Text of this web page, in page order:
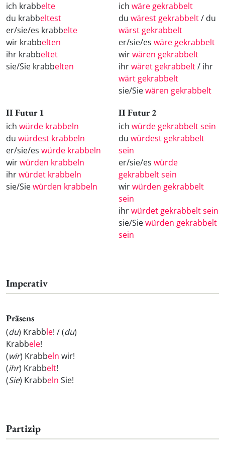
ich krabbelte
du krabbeltest
er/sie/es krabbelte
wir krabbelten
ihr krabbeltet
sie/Sie krabbelten
ich wäre gekrabbelt
du wärest gekrabbelt/ du
wärst gekrabbelt
er/sie/es wäre gekrabbelt
wirwären gekrabbelt
ihrwäret gekrabbelt/ ihr
wärt gekrabbelt
sie/Siewären gekrabbelt
II Futur 1
ich würde krabbeln
du würdest krabbeln
er/sie/es würde krabbeln
wirwürden krabbeln
ihrwürdet krabbeln
sie/Siewürden krabbeln
II Futur 2
ich würde gekrabbelt sein
du würdest gekrabbelt
sein
er/sie/es würde
gekrabbelt sein
wirwürden gekrabbelt
sein
ihrwürdet gekrabbelt sein
sie/Siewürden gekrabbelt
sein
Imperativ
Präsens
(du) Krabble! / (du)
Krabbele!
(wir) Krabbeln wir!
(ihr) Krabbelt!
(Sie) Krabbeln Sie!
Partizip